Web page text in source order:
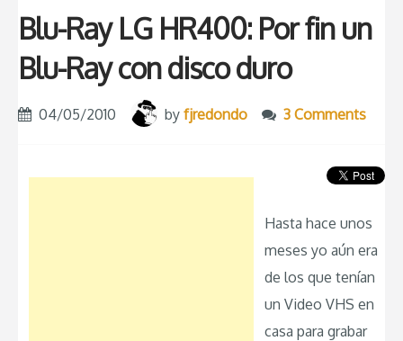
Blu-Ray LG HR400: Por fin un
Blu-Ray con disco duro
04/05/2010 by fjredondo 3 Comments
Hasta hace unos
meses yo aún era
de los que tenían
un Video VHS en
casa para grabar